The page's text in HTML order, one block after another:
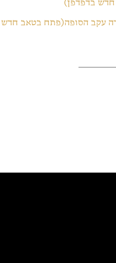
בדפדפן)
עקב הסופה(פתח בטאב חדש